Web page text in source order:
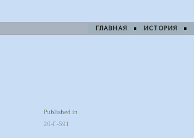
ГЛАВНАЯ ИСТОРИЯ
Навигация
по
Published in
20-Г-591